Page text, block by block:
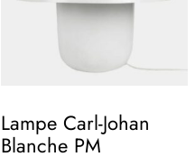
Lampe Carl-Johan
Blanche PM